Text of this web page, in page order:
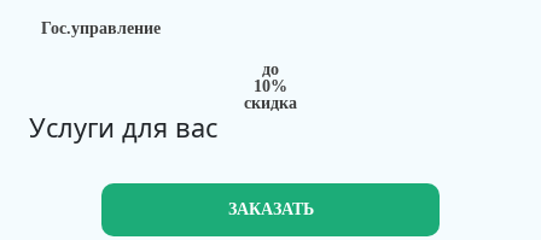
Гос.управление
до
10%
скидка
Услуги для вас
ЗАКАЗАТЬ